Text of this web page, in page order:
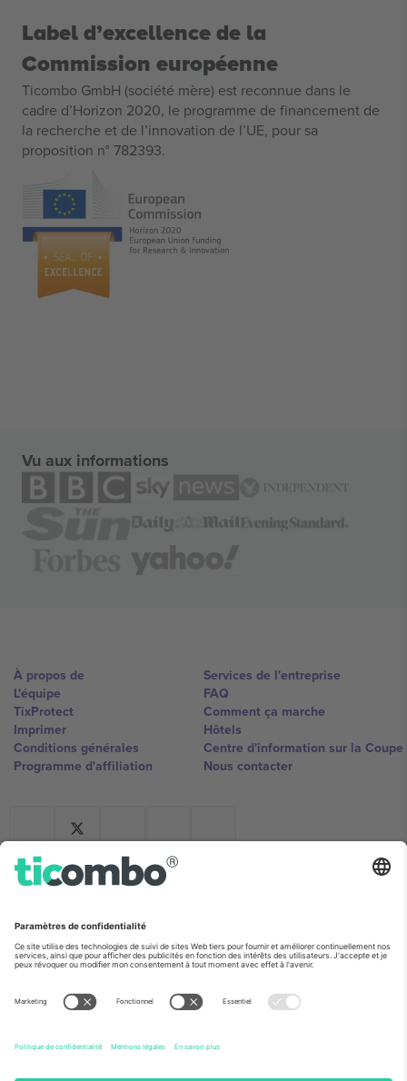
Label d’excellence de la
Commission européenne
Ticombo GmbH (société mère) est reconnue dans le
cadre d’Horizon 2020, le programme de financement de
la recherche et de l’innovation de l’UE, pour sa
proposition n° 782393.
Vu aux informations
À propos de
L'équipe
TixProtect
Imprimer
Conditions générales
Programme d'affiliation
Services de l'entreprise
FAQ
Comment ça marche
Hôtels
Centre d'information sur la Coupe
Nous contacter
Ticombo France
Mimi Balkanska 132, 1540, Sofia,
Bulgaria
L'entité juridique du fournisseur de la plateforme peut changer en
détails, consultez la page spécifique de l'événement, les mentions